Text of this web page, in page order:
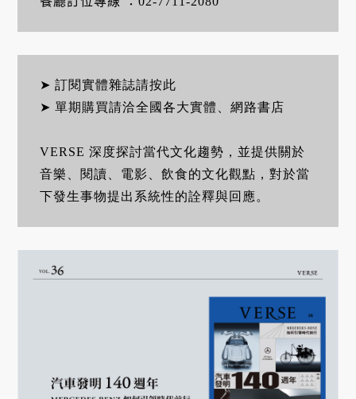
➤ 訂閱實體雜誌請按此
➤ 單期購買請洽全國各大實體、網路書店
VERSE 深度探討當代文化趨勢，並提供關於
音樂、閱讀、電影、飲食的文化觀點，對於當
下發生事物提出系統性的詮釋與回應。